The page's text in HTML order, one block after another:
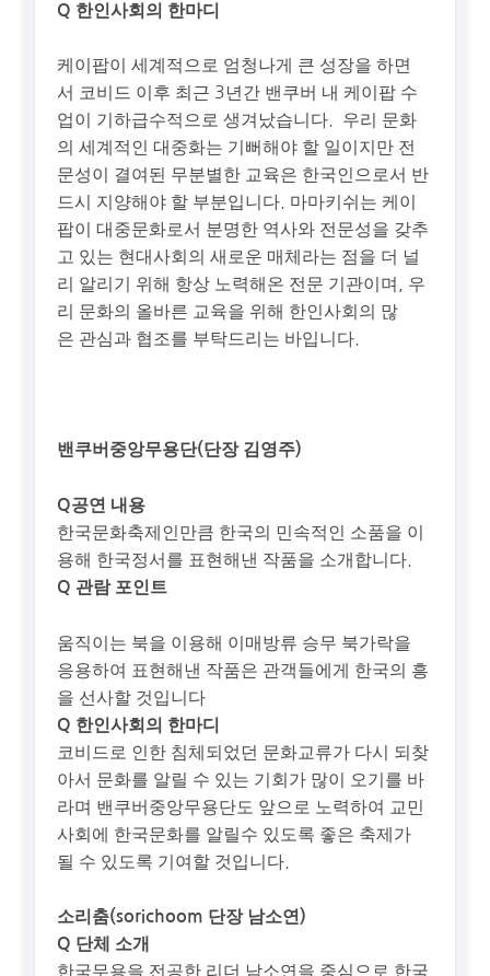
Q 한인사회의 한마디
케이팝이 세계적으로 엄청나게 큰 성장을 하면
서 코비드 이후 최근 3년간 밴쿠버 내 케이팝 수
업이 기하급수적으로 생겨났습니다. 우리 문화
의 세계적인 대중화는 기뻐해야 할 일이지만 전
문성이 결여된 무분별한 교육은 한국인으로서 반
드시 지양해야 할 부분입니다. 마마키쉬는 케이
팝이 대중문화로서 분명한 역사와 전문성을 갖추
고 있는 현대사회의 새로운 매체라는 점을 더 널
리 알리기 위해 항상 노력해온 전문 기관이며, 우
리 문화의 올바른 교육을 위해 한인사회의 많
은 관심과 협조를 부탁드리는 바입니다.
밴쿠버중앙무용단(단장 김영주)
Q공연 내용
한국문화축제인만큼 한국의 민속적인 소품을 이
용해 한국정서를 표현해낸 작품을 소개합니다.
Q 관람 포인트
움직이는 북을 이용해 이매방류 승무 북가락을
응용하여 표현해낸 작품은 관객들에게 한국의 흥
을 선사할 것입니다
Q 한인사회의 한마디
코비드로 인한 침체되었던 문화교류가 다시 되찾
아서 문화를 알릴 수 있는 기회가 많이 오기를 바
라며 밴쿠버중앙무용단도 앞으로 노력하여 교민
사회에 한국문화를 알릴수 있도록 좋은 축제가
될 수 있도록 기여할 것입니다.
소리춤(sorichoom 단장 남소연)
Q 단체 소개
한국무용을 전공한 리더 남소연을 중심으로 한국